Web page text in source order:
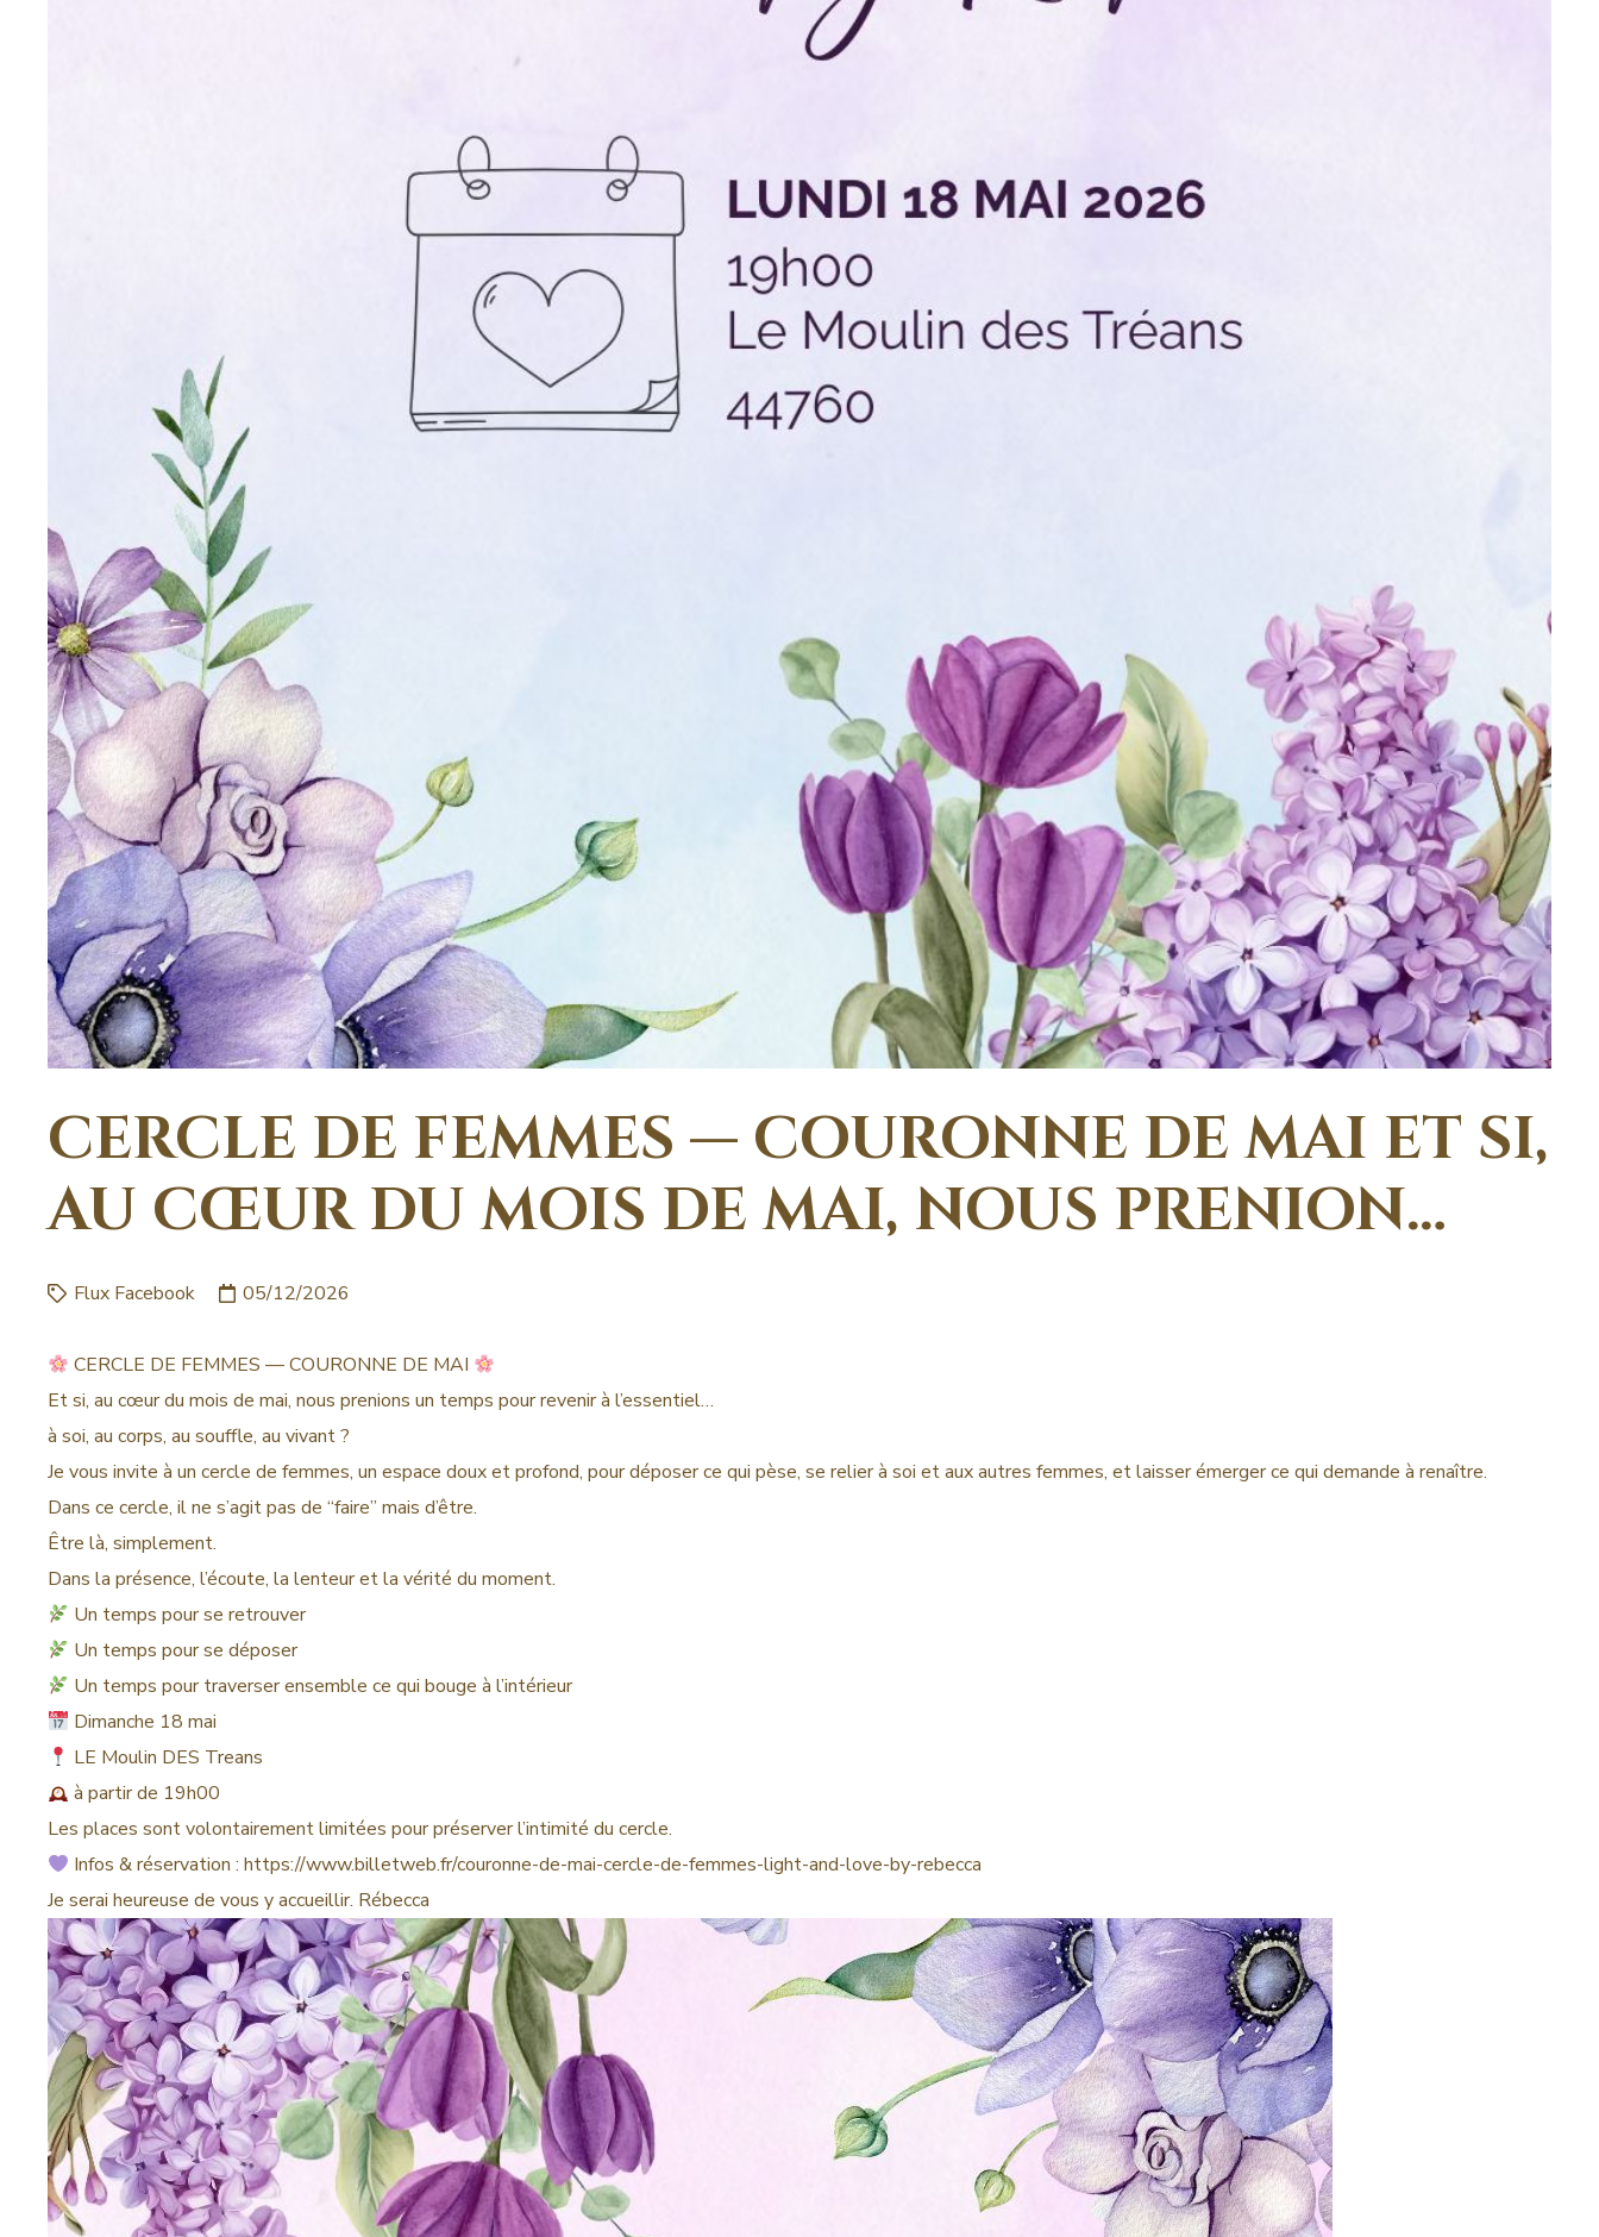
CERCLE DE FEMMES — COURONNE DE MAI ET SI,
AU CŒUR DU MOIS DE MAI, NOUS PRENION…
Flux Facebook 05/12/2026
CERCLE DE FEMMES — COURONNE DE MAI
Et si, au cœur du mois de mai, nous prenions un temps pour revenir à l’essentiel…
à soi, au corps, au souffle, au vivant ?
Je vous invite à un cercle de femmes, un espace doux et profond, pour déposer ce qui pèse, se relier à soi et aux autres femmes, et laisser émerger ce qui demande à renaître.
Dans ce cercle, il ne s’agit pas de “faire” mais d’être.
Être là, simplement.
Dans la présence, l’écoute, la lenteur et la vérité du moment.
Un temps pour se retrouver
Un temps pour se déposer
Un temps pour traverser ensemble ce qui bouge à l’intérieur
Dimanche 18 mai
LE Moulin DES Treans
à partir de 19h00
Les places sont volontairement limitées pour préserver l’intimité du cercle.
Infos & réservation : https://www.billetweb.fr/couronne-de-mai-cercle-de-femmes-light-and-love-by-rebecca
Je serai heureuse de vous y accueillir. Rébecca